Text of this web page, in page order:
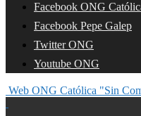
Facebook ONG
Facebook Pepe Galep
Twitter ONG
Youtube ONG
Web ONG Católica "Sin